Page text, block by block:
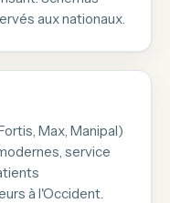
aux nationaux.
Max, Manipal)
service
à l'Occident.